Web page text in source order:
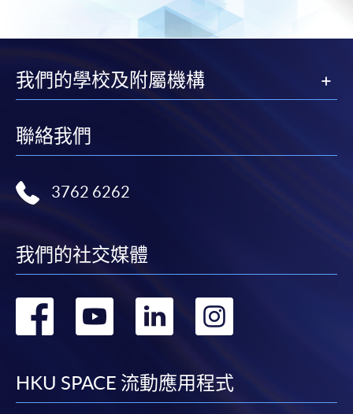
員亦可以微信支付（Online WeChat Pay）、支付寶
（Online Alipay）或轉數快（FPS）繳付學費，詳情請
注意事項:
如報讀課程將在五個工作天內開課，為免郵遞延誤報
免使用支票付款。
而取消）之外，一切已繳費用概不退還。如獲學院批
准退還款項，以現金、易辦事、微信支付、支付寶、
以支票退款；以信用卡繳交之款項，退款將直接退還
到支付款項時使用的信用卡戶口。
學費及學額不得轉讓他人。一經取錄，學員不得轉讀
我們的學校及附屬機構
聯絡我們
3762 6262
我們的社交媒體
轉
facebook
轉
youtube
轉
linkedin
HKU SPACE 流動應用程式